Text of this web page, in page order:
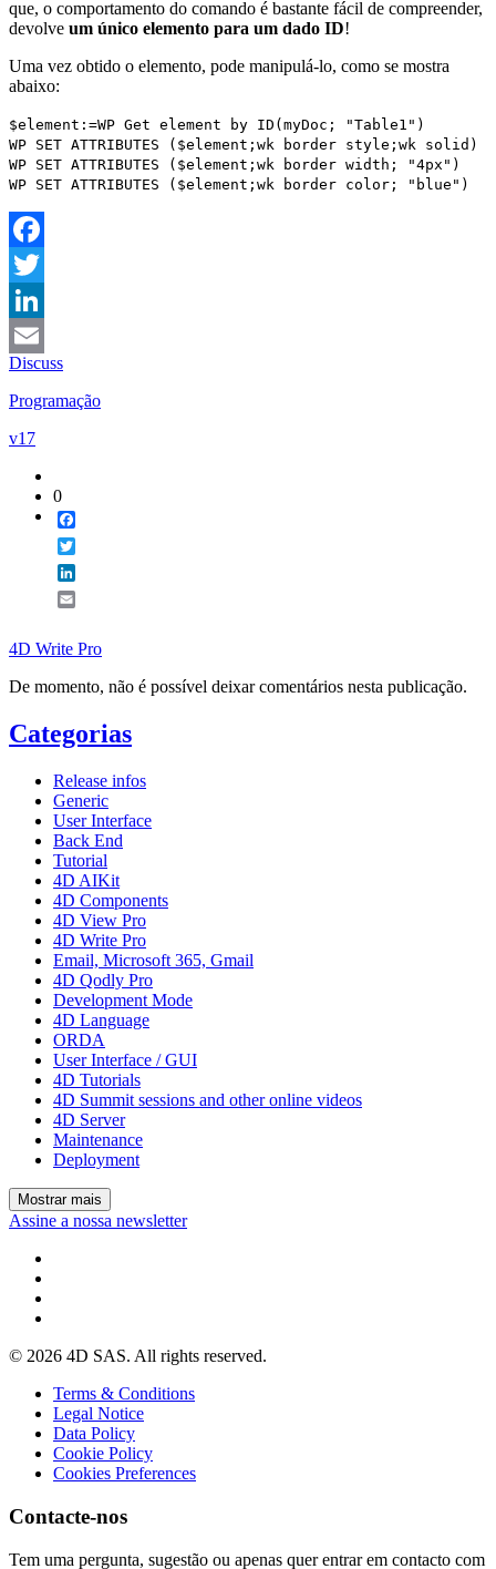
que, o comportamento do comando é bastante fácil de compreender,
devolve um único elemento para um dado ID!
Uma vez obtido o elemento, pode manipulá-lo, como se mostra
abaixo:
$element :=WP Get element by ID ( myDoc ; "Table1")
WP SET ATTRIBUTES ( $element ; wk border style ; wk solid )
WP SET ATTRIBUTES ( $element ; wk border width ; "4px")
WP SET ATTRIBUTES ( $element ; wk border color ; "blue")
Facebook
Twitter
LinkedIn
Email
Discuss
Programação
v17
0
4D Write Pro
De momento, não é possível deixar comentários nesta publicação.
Categorias
Release infos
Generic
User Interface
Back End
Tutorial
4D AIKit
4D Components
4D View Pro
4D Write Pro
Email, Microsoft 365, Gmail
4D Qodly Pro
Development Mode
4D Language
ORDA
User Interface / GUI
4D Tutorials
4D Summit sessions and other online videos
4D Server
Maintenance
Deployment
Mostrar mais
Assine a nossa newsletter
© 2026 4D SAS. All rights reserved.
Terms & Conditions
Legal Notice
Data Policy
Cookie Policy
Cookies Preferences
Contacte-nos
Tem uma pergunta, sugestão ou apenas quer entrar em contacto com